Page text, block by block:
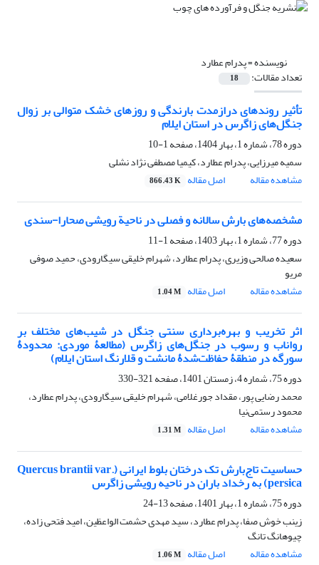
نویسنده =پدرام عطارد
تعداد مقالات: 18
تأثیر روندهای درازمدت بارندگی و روزهای خشک متوالی بر زوال
جنگل‌های زاگرس در استان ایلام
دوره 78، شماره 1، بهار 1404، صفحه
1-10
سمیه میرزایی، پدرام عطارد، کیمیا مصطفی نژاد نشلی
مشاهده مقاله
اصل مقاله 866.43 K
مشخصه‌های بارش سالانه و فصلی در ناحیة رویشی صحارا-سندی
دوره 77، شماره 1، بهار 1403، صفحه
1-11
سعیده صالحی وزیری، پدرام عطارد، شهرام خلیقی سیگارودی، حمید صوفی
مریو
مشاهده مقاله
اصل مقاله 1.04 M
اثر تخریب و بهره‌برداری سنتی جنگل در شیب‌های مختلف بر
رواناب و رسوب در جنگل‌های زاگرس (مطالعۀ موردی: محدودۀ
سورگه در منطقۀ حفاظت‌شدۀ مانشت و قلارنگ استان ایلام)
دوره 75، شماره 4، زمستان 1401، صفحه
321-330
محمد رضایی پور، مقداد جورغلامی، شهرام خلیقی سیگارودی، پدرام عطارد،
محمود رستمی‌نیا
مشاهده مقاله
اصل مقاله 1.31 M
حساسیت تاج‌بارش تک درختان بلوط ایرانی (Quercus brantii var.
persica) به رخداد باران در ناحیه رویشی زاگرس
دوره 75، شماره 1، بهار 1401، صفحه
13-24
زینب خوش صفا، پدرام عطارد، سید مهدی حشمت الواعظین، امید فتحی زاده،
چیوهانگ تانگ
مشاهده مقاله
اصل مقاله 1.06 M